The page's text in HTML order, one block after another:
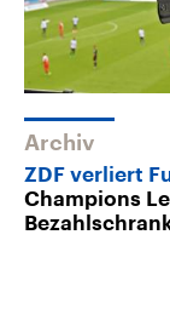
Archiv
ZDF verliert
Champions